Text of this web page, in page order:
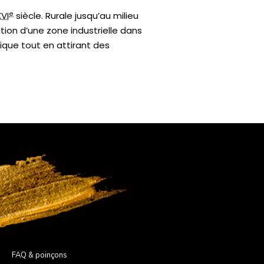
e siècle. Rurale jusqu’au milieu
d’une zone industrielle dans
tout en attirant des
FAQ & poinçons